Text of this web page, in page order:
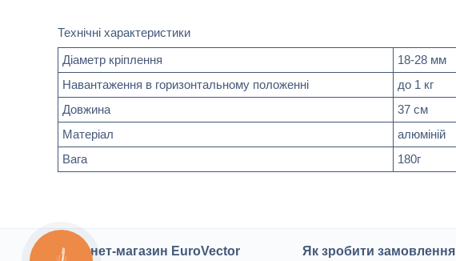
Технічні характеристики
Діаметр кріплення
18-28 мм
Навантаження в горизонтальному положенні
до 1 кг
Довжина
37 см
Матеріал
алюміній
Вага
180г
Інтернет-магазин EuroVector Як зробити замовлення
КНОПКА